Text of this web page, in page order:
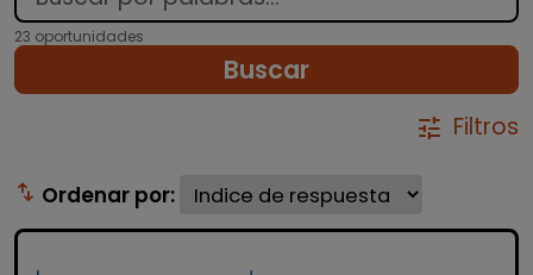
23 oportunidades
Buscar
tune Filtros
swap_vert Ordenar por: